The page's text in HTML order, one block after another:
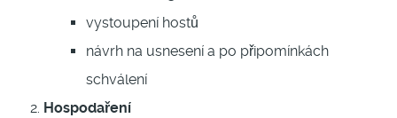
vystoupení hostů
návrh na usnesení a po připomínkách
schválení
Hospodaření